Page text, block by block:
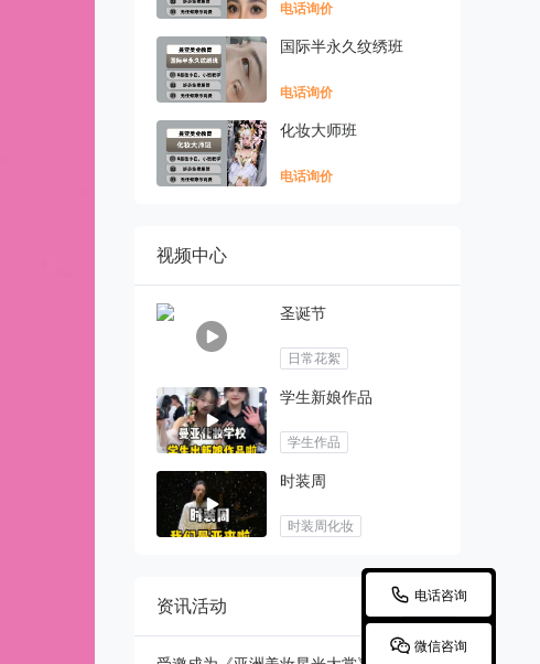
 电话咨询
 微信咨询
电话询价
国际半永久纹绣班
电话询价
化妆大师班
电话询价
视频中心
圣诞节
日常花絮
学生新娘作品
学生作品
时装周
时装周化妆
资讯活动